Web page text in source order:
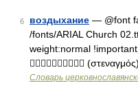
6 воздыхание — @font
/fonts/ARIAL Church
weight:normal

Словарь